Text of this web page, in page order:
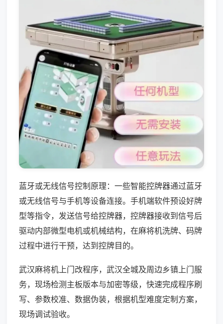
蓝牙或无线信号控制原理：一些智能控牌器通过蓝牙
或无线信号与手机等设备连接。手机端软件预设好牌
型等指令，发送信号给控牌器，控牌器接收到信号后
驱动内部微型电机或机械结构，在麻将机洗牌、码牌
过程中进行干预，达到控牌目的。
武汉麻将机上门改程序，武汉全城及周边乡镇上门服
务，现场检测主板版本与加密等级，快速完成程序刷
写、参数校准、数据伪装，根据机型难度定制方案，
现场调试验收。